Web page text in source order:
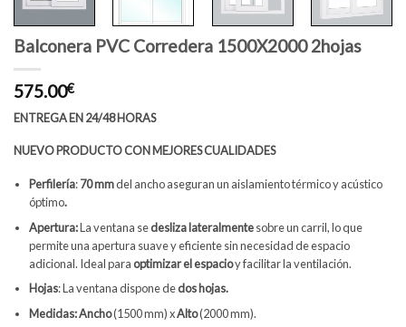
Balconera PVC Corredera 1500X2000 2hojas
575.00€
ENTREGA EN 24/48 HORAS
NUEVO PRODUCTO CON MEJORES CUALIDADES
Perfilería: 70 mmdel ancho aseguran un aislamiento térmico y acústico
óptimo.
Apertura:La ventana sedesliza lateralmentesobre un carril, lo que
permite una apertura suave y eficiente sin necesidad de espacio
adicional. Ideal para optimizar el espacioy facilitar la ventilación.
Hojas: La ventana dispone dedos hojas.
Medidas: Ancho(1500 mm) xAlto(2000 mm).